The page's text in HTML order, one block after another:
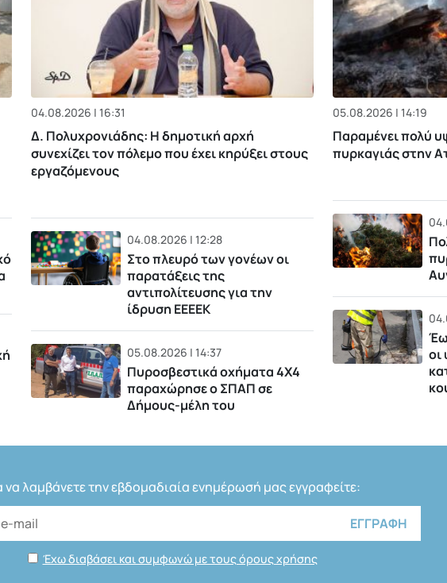
04.08.2026 | 16:31
Δ. Πολυχρονιάδης: Η δημοτική αρχή
συνεχίζει τον πόλεμο που έχει κηρύξει στους
εργαζόμενους
04.08.2026 | 12:28
Στο πλευρό των γονέων οι
παρατάξεις της
αντιπολίτευσης για την
ίδρυση ΕΕΕΕΚ
05.08.2026 | 14:37
Πυροσβεστικά οχήματα 4Χ4
παραχώρησε ο ΣΠΑΠ σε
Δήμους-μέλη του
05.08.2026 | 14:19
Παραμένει πολύ
πυρκαγιάς στην
οι
να λαμβάνετε την εβδομαδιαία ενημέρωσή μας εγγραφείτε:
Έχω διαβάσει και συμφωνώ με τους όρους χρήσης